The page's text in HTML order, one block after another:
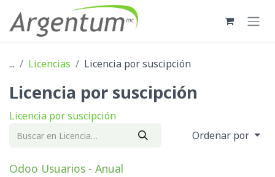
... Licencias Licencia por suscipción
Licencia por suscipción
Licencia por suscipción
Ordenar por
Odoo Usuarios - Anual